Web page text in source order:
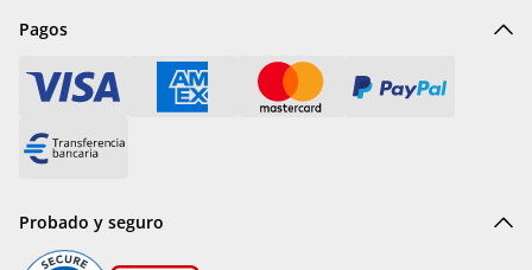
Pagos
Probado y seguro